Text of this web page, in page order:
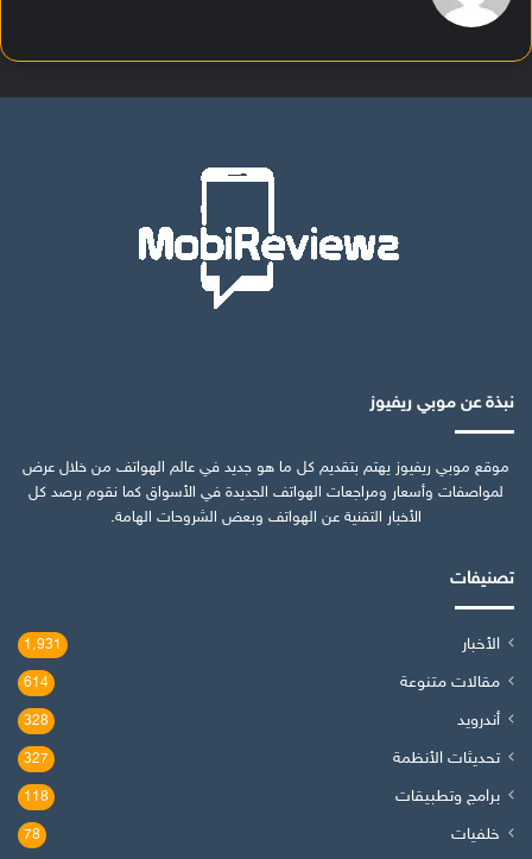
نبذة عن موبي ريفيوز
موقع موبي ريفيوز يهتم بتقديم كل ما هو جديد في عالم الهواتف من خلال عرض
لمواصفات وأسعار ومراجعات الهواتف الجديدة في الأسواق كما نقوم برصد كل
الأخبار التقنية عن الهواتف وبعض الشروحات الهامة.
تصنيفات
الأخبار 1٬931
مقالات متنوعة 614
أندرويد 328
تحديثات الأنظمة 327
برامج وتطبيقات 118
خلفيات 78